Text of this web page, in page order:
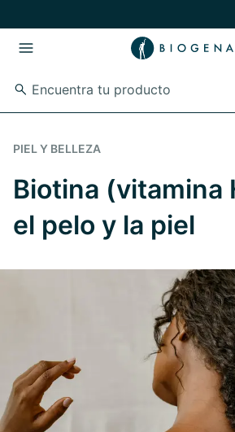
PIEL Y BELLEZA
Biotina (vitamina
el pelo y la piel